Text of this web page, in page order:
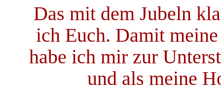
Das mit dem Jubeln
ich Euch. Damit
habe ich mir zur
und als meine